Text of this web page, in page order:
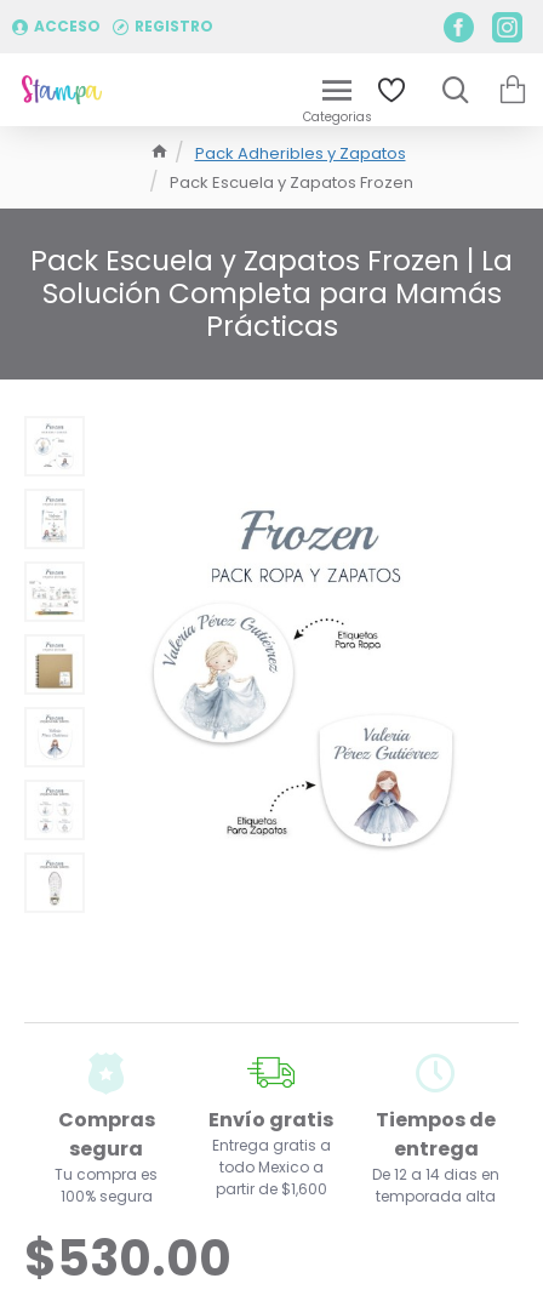
ACCESO REGISTRO
Pack Adheribles y Zapatos
Pack Escuela y Zapatos Frozen
Pack Escuela y Zapatos Frozen | La
Solución Completa para Mamás
Prácticas
Compras
segura
Tu compra es
100% segura
Envío gratis
Entrega gratis a
todo Mexico a
partir de $1,600
Tiempos de
entrega
De 12 a 14 dias en
temporada alta
$530.00